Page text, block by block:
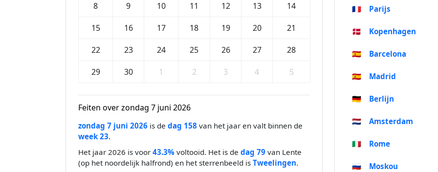
8 9 10 11 12 13 14
15 16 17 18 19 20 21
22 23 24 25 26 27 28
29 30 1 2 3 4 5
Feiten over zondag 7 juni 2026
zondag 7 juni 2026 is de dag 158 van het jaar en valt binnen de
week 23.
Het jaar 2026 is voor 43.3% voltooid. Het is de dag 79 van Lente
(op het noordelijk halfrond) en het sterrenbeeld is Tweelingen.
🇫🇷 Parijs
🇩🇰 Kopenhagen
🇪🇸 Barcelona
🇪🇸 Madrid
🇩🇪 Berlijn
🇳🇱 Amsterdam
🇮🇹 Rome
🇷🇺 Moskou